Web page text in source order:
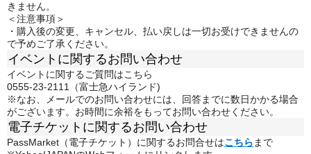
きません。
＜注意事項＞
・購入後の変更、キャンセル、払い戻しは一切お受けできませんの
で予めご了承ください。
イベントに関するお問い合わせ
イベントに関するご質問はこちら
0555-23-2111（富士急ハイランド)
※なお、メールでのお問い合わせには、回答までに数日かかる場合
がございます。お時間に余裕をもってお問い合わせください。
電子チケットに関するお問い合わせ
PassMarket（電子チケット）に関するお問合せはこちら まで